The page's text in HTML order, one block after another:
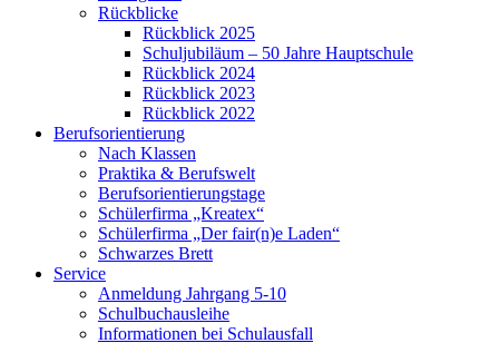
Rückblicke
Rückblick 2025
Schuljubiläum – 50 Jahre Hauptschule
Rückblick 2024
Rückblick 2023
Rückblick 2022
Berufsorientierung
Nach Klassen
Praktika & Berufswelt
Berufsorientierungstage
Schülerfirma „Kreatex“
Schülerfirma „Der fair(n)e Laden“
Schwarzes Brett
Service
Anmeldung Jahrgang 5-10
Schulbuchausleihe
Informationen bei Schulausfall